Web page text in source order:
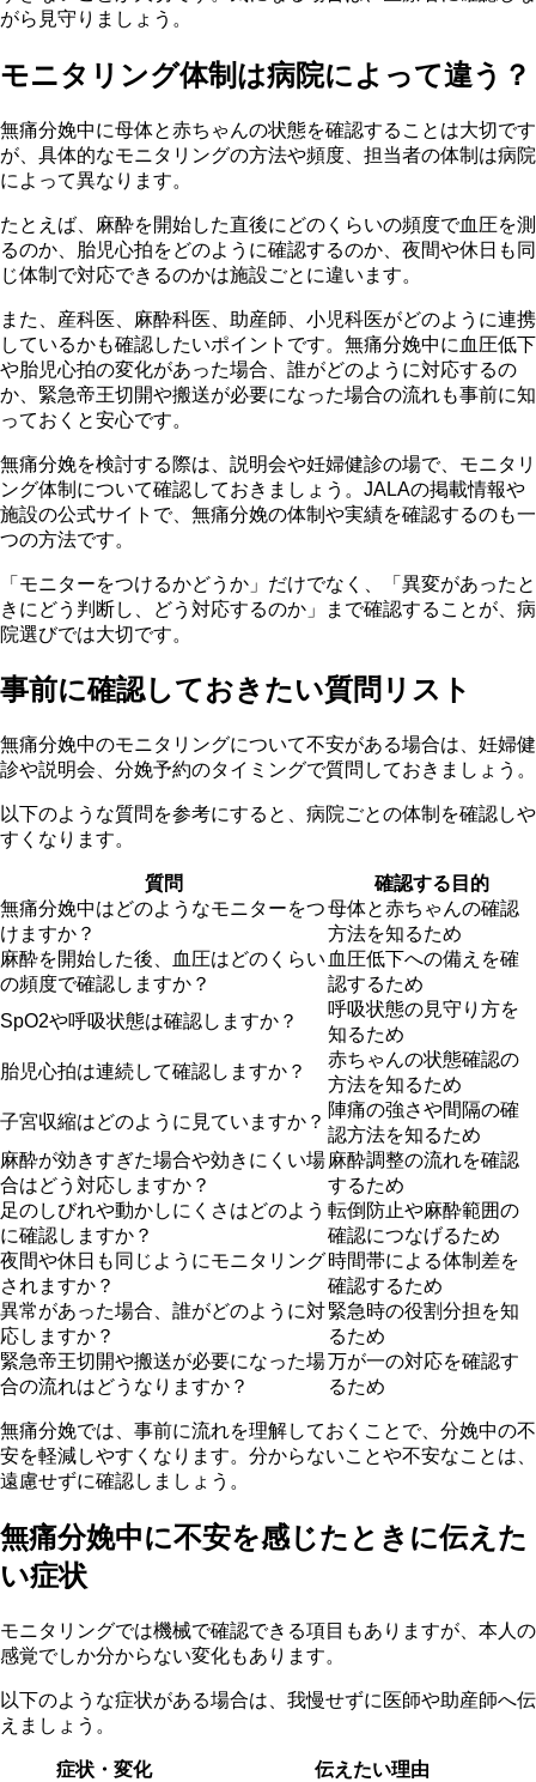
がら見守りましょう。
モニタリング体制は病院によって違う？
無痛分娩中に母体と赤ちゃんの状態を確認することは大切です
が、具体的なモニタリングの方法や頻度、担当者の体制は病院
によって異なります。
たとえば、麻酔を開始した直後にどのくらいの頻度で血圧を測
るのか、胎児心拍をどのように確認するのか、夜間や休日も同
じ体制で対応できるのかは施設ごとに違います。
また、産科医、麻酔科医、助産師、小児科医がどのように連携
しているかも確認したいポイントです。無痛分娩中に血圧低下
や胎児心拍の変化があった場合、誰がどのように対応するの
か、緊急帝王切開や搬送が必要になった場合の流れも事前に知
っておくと安心です。
無痛分娩を検討する際は、説明会や妊婦健診の場で、モニタリ
ング体制について確認しておきましょう。JALAの掲載情報や
施設の公式サイトで、無痛分娩の体制や実績を確認するのも一
つの方法です。
「モニターをつけるかどうか」だけでなく、「異変があったと
きにどう判断し、どう対応するのか」まで確認することが、病
院選びでは大切です。
事前に確認しておきたい質問リスト
無痛分娩中のモニタリングについて不安がある場合は、妊婦健
診や説明会、分娩予約のタイミングで質問しておきましょう。
以下のような質問を参考にすると、病院ごとの体制を確認しや
すくなります。
質問
確認する目的
無痛分娩中はどのようなモニターをつ
けますか？
母体と赤ちゃんの確認
方法を知るため
麻酔を開始した後、血圧はどのくらい
の頻度で確認しますか？
血圧低下への備えを確
認するため
SpO2や呼吸状態は確認しますか？
呼吸状態の見守り方を
知るため
胎児心拍は連続して確認しますか？
赤ちゃんの状態確認の
方法を知るため
子宮収縮はどのように見ていますか？
陣痛の強さや間隔の確
認方法を知るため
麻酔が効きすぎた場合や効きにくい場
合はどう対応しますか？
麻酔調整の流れを確認
するため
足のしびれや動かしにくさはどのよう
に確認しますか？
転倒防止や麻酔範囲の
確認につなげるため
夜間や休日も同じようにモニタリング
されますか？
時間帯による体制差を
確認するため
異常があった場合、誰がどのように対
応しますか？
緊急時の役割分担を知
るため
緊急帝王切開や搬送が必要になった場
合の流れはどうなりますか？
万が一の対応を確認す
るため
無痛分娩では、事前に流れを理解しておくことで、分娩中の不
安を軽減しやすくなります。分からないことや不安なことは、
遠慮せずに確認しましょう。
無痛分娩中に不安を感じたときに伝えた
い症状
モニタリングでは機械で確認できる項目もありますが、本人の
感覚でしか分からない変化もあります。
以下のような症状がある場合は、我慢せずに医師や助産師へ伝
えましょう。
症状・変化
伝えたい理由